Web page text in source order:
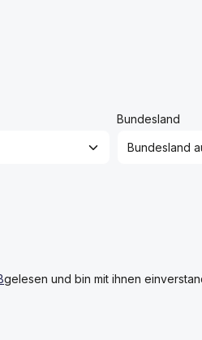
Bundesland
gelesen und bin mit ihnen